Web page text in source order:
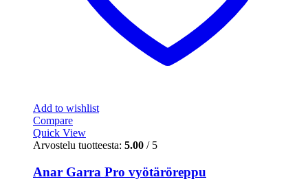
Add to wishlist
Compare
Quick View
Arvostelu tuotteesta: 5.00 / 5
Anar Garra Pro vyötäröreppu